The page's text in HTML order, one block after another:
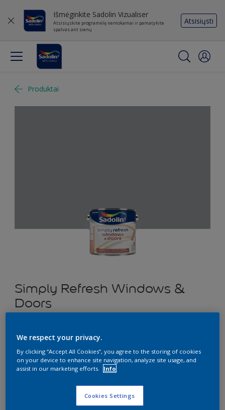
Išmėginkite Sadolin Vizualiser
Atsisiųskite programėlę nemokamai ir pamatykite
spalvas ant sienų
Atsisiųsti
Produktai
Simply Refresh Windows &
Doors
“du viename” – gruntas ir dažai kartu
SN.02.58
We respect your privacy.
By clicking “Accept All Cookies”, you agree to the storing of cookies
on your device to enhance site navigation, analyze site usage, and
assist in our marketing efforts.
Info
Cookies Settings